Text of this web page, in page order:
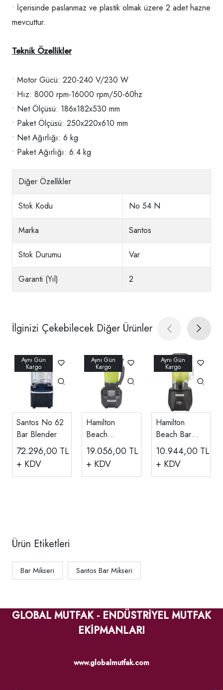
• İçerisinde paslanmaz ve plastik olmak üzere 2 adet hazne
mevcuttur.
Teknik Özellikler
• Motor Gücü: 220-240 V/230 W
• Hız: 8000 rpm-16000 rpm/50-60hz
• Net Ölçüsü: 186x182x530 mm
• Paket Ölçüsü: 250x220x610 mm
• Net Ağırlığı: 6 kg
• Paket Ağırlığı: 6.4 kg
Diğer Özellikler
Stok Kodu No 54 N
Marka Santos
Stok Durumu Var
Garanti (Yıl) 2
İlginizi Çekebilecek Diğer Ürünler
Santos No 62
Bar Blender
72.296,00 TL
+ KDV
Hamilton
Beach
HBB255 Rio
Bar Blender
1.4 L 780 W
19.056,00 TL
+ KDV
Hamilton
Beach Bar
Blender HBB-
908R-CE
10.944,00 TL
+ KDV
Ürün Etiketleri
Bar Mikseri Santos Bar Mikseri
GLOBAL MUTFAK - ENDÜSTRİYEL MUTFAK
EKİPMANLARI
www.globalmutfak.com